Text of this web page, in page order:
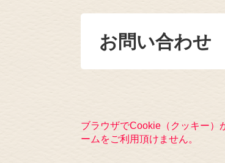
お問い合わせ
ブラウザでCookie（クッキー）
ームをご利用頂けません。